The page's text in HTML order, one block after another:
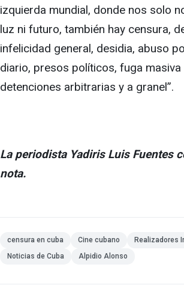
izquierda mundial, donde nos solo
luz ni futuro, también hay censura,
infelicidad general, desidia, abuso
diario, presos políticos, fuga masiva
detenciones arbitrarias y a granel”.
La periodista Yadiris Luis Fuentes
nota.
censura en cuba Cine cubano
Realizadores
Noticias de Cuba
Alpidio Alonso